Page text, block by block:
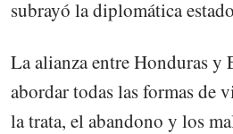
subrayó la diplomática
La alianza entre Honduras y
abordar todas las formas de
la trata, el abandono y los